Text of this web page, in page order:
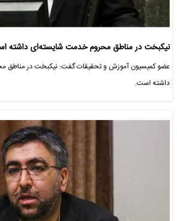
نیکبخت در مناطق محروم خدمت شایسته‌ای داشته
عضو کمیسیون آموزش و تحقیقات گفت: نیکبخت در مناطق
داشته است.